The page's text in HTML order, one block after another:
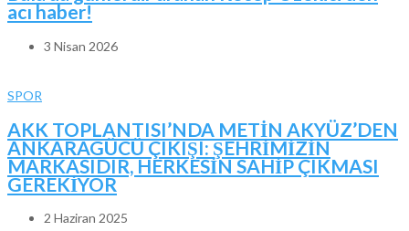
acı haber!
3 Nisan 2026
SPOR
AKK TOPLANTISI’NDA METİN AKYÜZ’DEN
ANKARAGÜCÜ ÇIKIŞI: ŞEHRİMİZİN
MARKASIDIR, HERKESİN SAHİP ÇIKMASI
GEREKİYOR
2 Haziran 2025